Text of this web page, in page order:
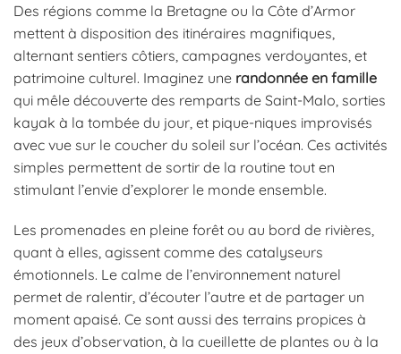
Des régions comme la Bretagne ou la Côte d’Armor
mettent à disposition des itinéraires magnifiques,
alternant sentiers côtiers, campagnes verdoyantes, et
patrimoine culturel. Imaginez une randonnée en famille
qui mêle découverte des remparts de Saint-Malo, sorties
kayak à la tombée du jour, et pique-niques improvisés
avec vue sur le coucher du soleil sur l’océan. Ces activités
simples permettent de sortir de la routine tout en
stimulant l’envie d’explorer le monde ensemble.
Les promenades en pleine forêt ou au bord de rivières,
quant à elles, agissent comme des catalyseurs
émotionnels. Le calme de l’environnement naturel
permet de ralentir, d’écouter l’autre et de partager un
moment apaisé. Ce sont aussi des terrains propices à
des jeux d’observation, à la cueillette de plantes ou à la